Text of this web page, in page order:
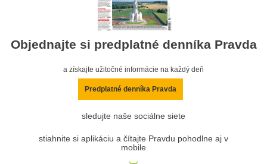
Objednajte si predplatné denníka Pravda
a získajte užitočné informácie na každý deň
Predplatné denníka Pravda
sledujte naše sociálne siete
stiahnite si aplikáciu a čítajte Pravdu pohodlne aj v
mobile